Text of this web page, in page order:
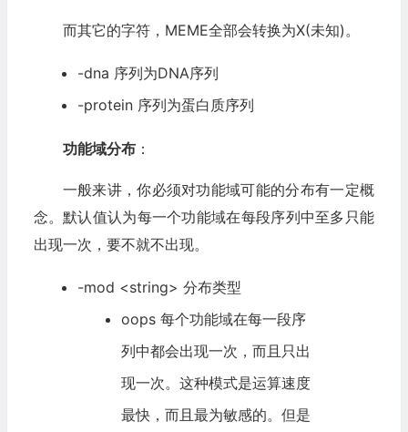
而其它的字符，MEME全部会转换为X(未知)。
-dna 序列为DNA序列
-protein 序列为蛋白质序列
功能域分布：
一般来讲，你必须对功能域可能的分布有一定概
念。默认值认为每一个功能域在每段序列中至多只能
出现一次，要不就不出现。
-mod <string> 分布类型
oops 每个功能域在每一段序
列中都会出现一次，而且只出
现一次。这种模式是运算速度
最快，而且最为敏感的。但是